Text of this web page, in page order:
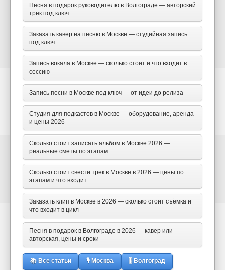
Песня в подарок руководителю в Волгограде — авторский
трек под ключ
Заказать кавер на песню в Москве — студийная запись
под ключ
Запись вокала в Москве — сколько стоит и что входит в
сессию
Запись песни в Москве под ключ — от идеи до релиза
Студия для подкастов в Москве — оборудование, аренда
и цены 2026
Сколько стоит записать альбом в Москве 2026 —
реальные сметы по этапам
Сколько стоит свести трек в Москве в 2026 — цены по
этапам и что входит
Заказать клип в Москве в 2026 — сколько стоит съёмка и
что входит в цикл
Песня в подарок в Волгограде в 2026 — кавер или
авторская, цены и сроки
📚 Все статьи 🎙 Москва 🎚 Волгоград